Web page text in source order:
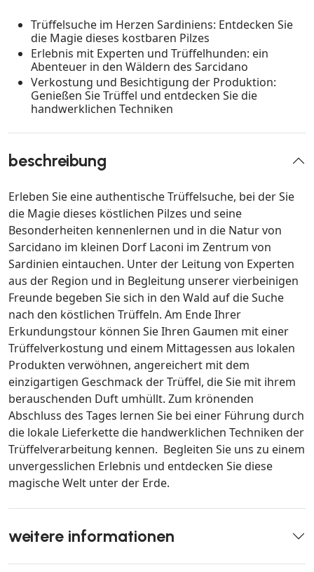
Trüffelsuche im Herzen Sardiniens: Entdecken Sie
die Magie dieses kostbaren Pilzes
Erlebnis mit Experten und Trüffelhunden: ein
Abenteuer in den Wäldern des Sarcidano
Verkostung und Besichtigung der Produktion:
Genießen Sie Trüffel und entdecken Sie die
handwerklichen Techniken
beschreibung
Erleben Sie eine authentische Trüffelsuche, bei der Sie
die Magie dieses köstlichen Pilzes und seine
Besonderheiten kennenlernen und in die Natur von
Sarcidano im kleinen Dorf Laconi im Zentrum von
Sardinien eintauchen. Unter der Leitung von Experten
aus der Region und in Begleitung unserer vierbeinigen
Freunde begeben Sie sich in den Wald auf die Suche
nach den köstlichen Trüffeln. Am Ende Ihrer
Erkundungstour können Sie Ihren Gaumen mit einer
Trüffelverkostung und einem Mittagessen aus lokalen
Produkten verwöhnen, angereichert mit dem
einzigartigen Geschmack der Trüffel, die Sie mit ihrem
berauschenden Duft umhüllt. Zum krönenden
Abschluss des Tages lernen Sie bei einer Führung durch
die lokale Lieferkette die handwerklichen Techniken der
Trüffelverarbeitung kennen. Begleiten Sie uns zu einem
unvergesslichen Erlebnis und entdecken Sie diese
magische Welt unter der Erde.
weitere informationen